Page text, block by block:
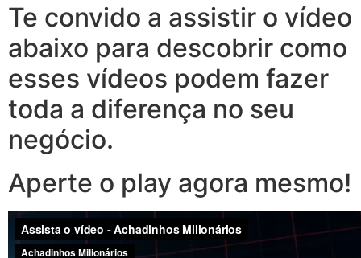
Te convido a assistir o vídeo
abaixo para descobrir como
esses vídeos podem fazer
toda a diferença no seu
negócio.
Aperte o play agora mesmo!